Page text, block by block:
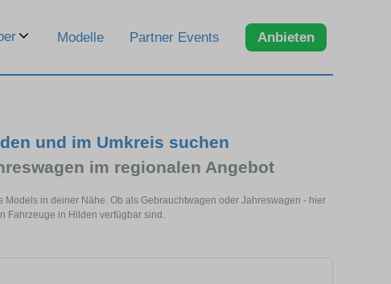
Modelle Partner Events Anbieten
und im Umkreis suchen
im regionalen Angebot
in deiner Nähe. Ob als Gebrauchtwagen oder Jahreswagen - hier
Fahrzeuge in Hilden verfügbar sind.